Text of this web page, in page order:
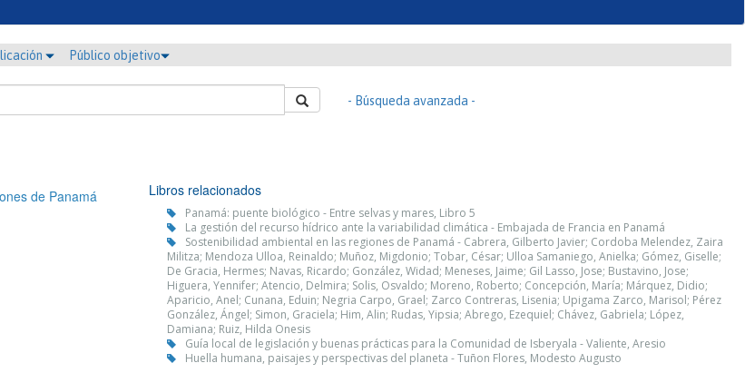
Público objetivo
- Búsqueda avanzada -
de Panamá
Libros relacionados
Panamá: puente biológico - Entre selvas y mares, Libro 5
La gestión del recurso hídrico ante la variabilidad climática - Embajada de Francia en Panamá
Sostenibilidad ambiental en las regiones de Panamá - Cabrera, Gilberto Javier; Cordoba Melendez, Zaira
Militza; Mendoza Ulloa, Reinaldo; Muñoz, Migdonio; Tobar, César; Ulloa Samaniego, Anielka; Gómez, Giselle;
De Gracia, Hermes; Navas, Ricardo; González, Widad; Meneses, Jaime; Gil Lasso, Jose; Bustavino, Jose;
Higuera, Yennifer; Atencio, Delmira; Solis, Osvaldo; Moreno, Roberto; Concepción, María; Márquez, Didio;
Aparicio, Anel; Cunana, Eduin; Negria Carpo, Grael; Zarco Contreras, Lisenia; Upigama Zarco, Marisol; Pérez
González, Ángel; Simon, Graciela; Him, Alin; Rudas, Yipsia; Abrego, Ezequiel; Chávez, Gabriela; López,
Damiana; Ruiz, Hilda Onesis
Guía local de legislación y buenas prácticas para la Comunidad de Isberyala - Valiente, Aresio
Huella humana, paisajes y perspectivas del planeta - Tuñon Flores, Modesto Augusto